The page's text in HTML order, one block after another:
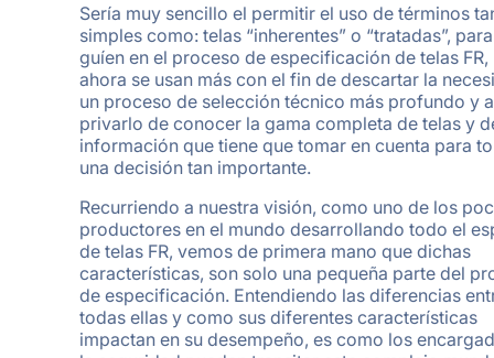
Sería muy sencillo el permitir el uso de términos
simples como: telas “inherentes” o “tratadas”,
guíen en el proceso de especificación de telas
ahora se usan más con el fin de descartar la
un proceso de selección técnico más profundo y
privarlo de conocer la gama completa de telas y
información que tiene que tomar en cuenta para
una decisión tan importante.
Recurriendo a nuestra visión, como uno de los
productores en el mundo desarrollando todo el
de telas FR, vemos de primera mano que dichas
características, son solo una pequeña parte del
de especificación. Entendiendo las diferencias
todas ellas y como sus diferentes características
impactan en su desempeño, es como los